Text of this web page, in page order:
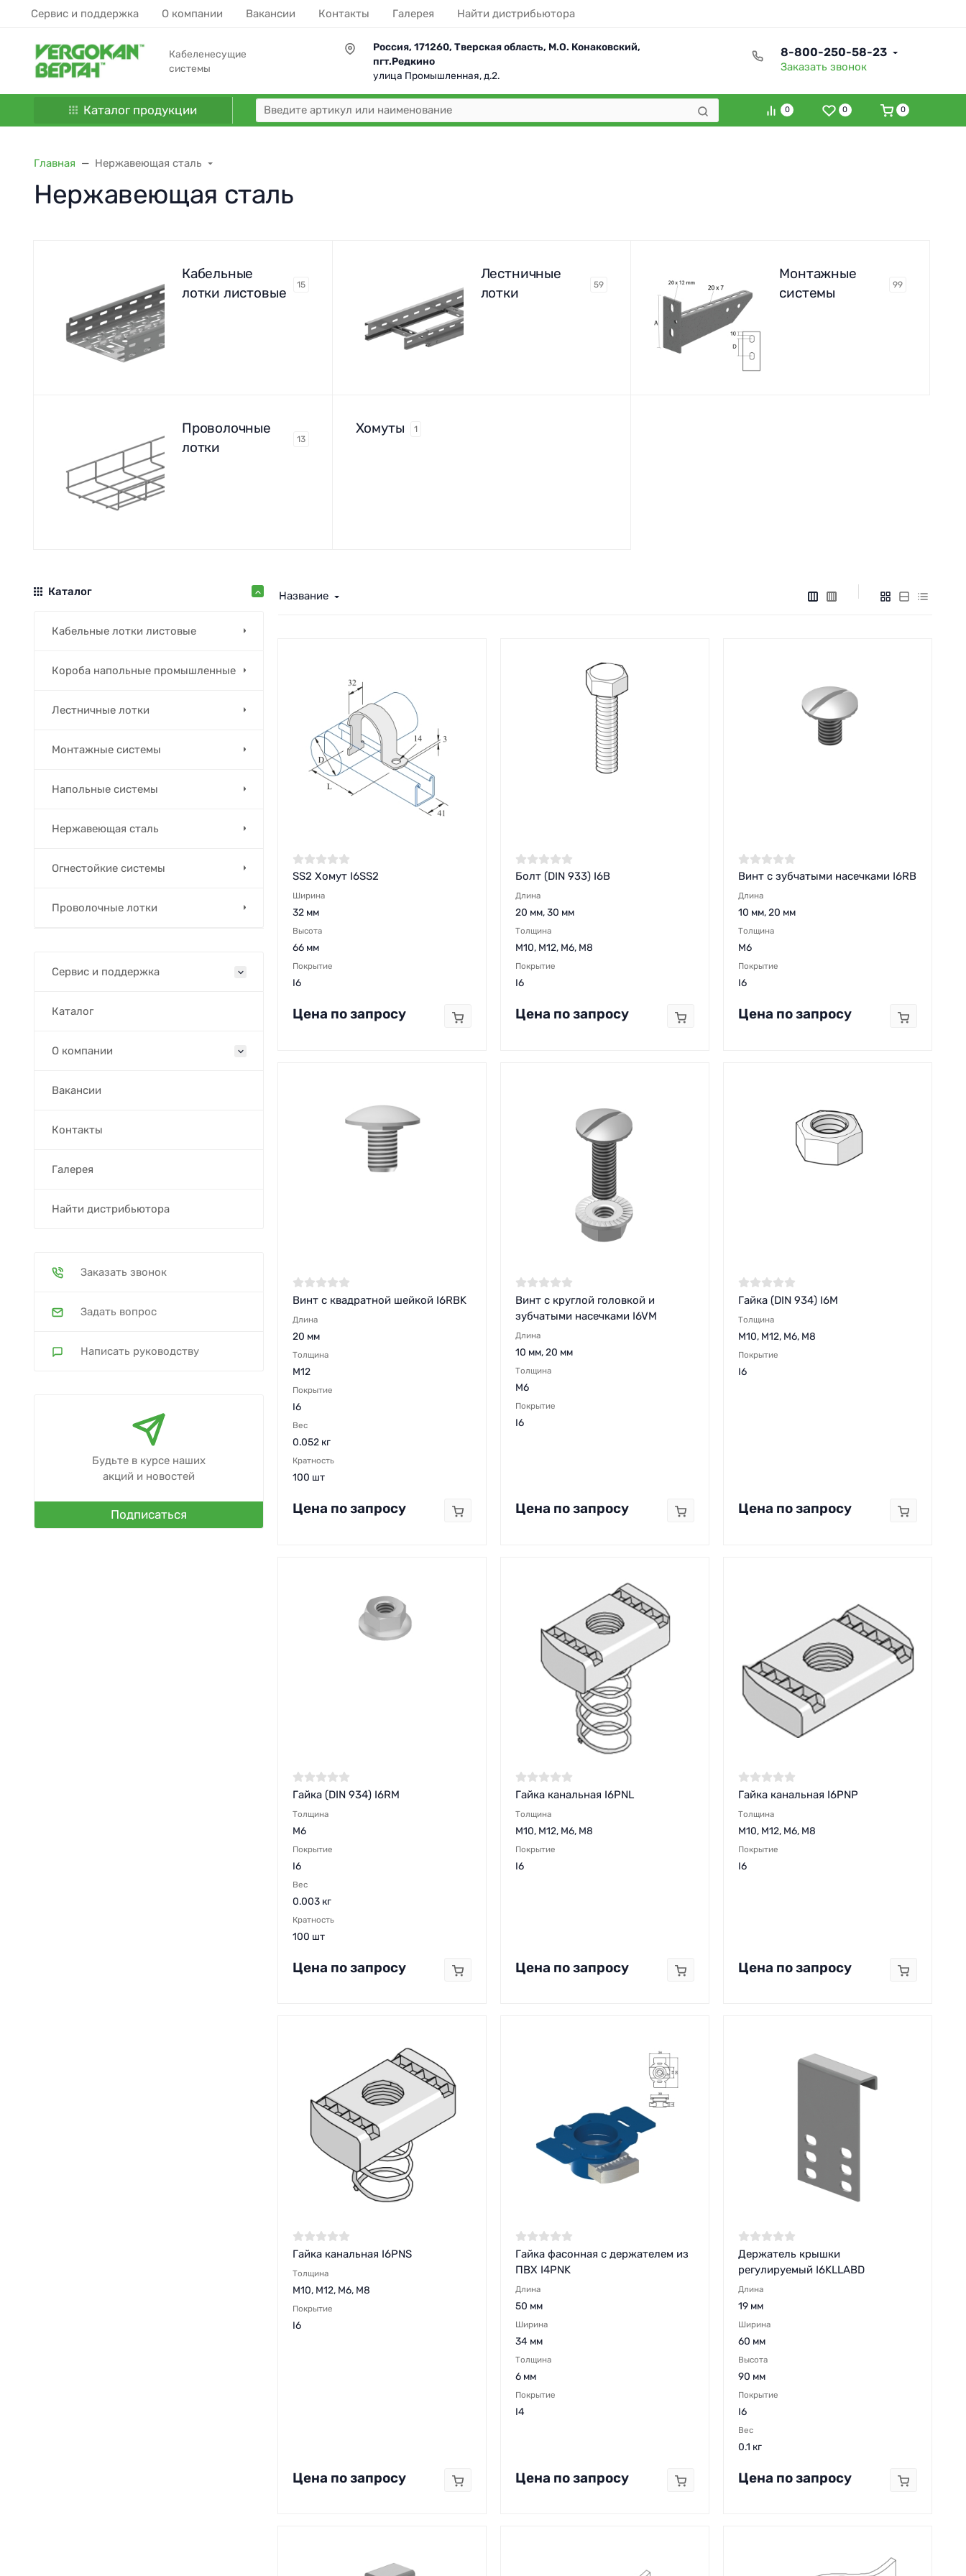
Сервис и поддержка О компании Вакансии Контакты Галерея Найти дистрибьютора
Кабеленесущие
системы
Россия, 171260, Тверская область, М.О. Конаковский,
пгт.Редкино
улица Промышленная, д.2.
8-800-250-58-23
Заказать звонок
Каталог продукции 0 0 0
Главная Нержавеющая сталь
Нержавеющая сталь
Кабельные
лотки листовые
15
Лестничные
лотки
59
Монтажные
системы
99
Проволочные
лотки
13
Хомуты 1
Каталог
Кабельные лотки листовые
Короба напольные промышленные
Лестничные лотки
Монтажные системы
Напольные системы
Нержавеющая сталь
Огнестойкие системы
Проволочные лотки
Сервис и поддержка
Каталог
О компании
Вакансии
Контакты
Галерея
Найти дистрибьютора
Заказать звонок
Задать вопрос
Написать руководству
Будьте в курсе наших
акций и новостей
Подписаться
Название
SS2 Хомут I6SS2
Ширина
32 мм
Высота
66 мм
Покрытие
I6
Цена по запросу
Болт (DIN 933) I6B
Длина
20 мм, 30 мм
Толщина
M10, M12, M6, M8
Покрытие
I6
Цена по запросу
Винт с зубчатыми насечками I6RB
Длина
10 мм, 20 мм
Толщина
M6
Покрытие
I6
Цена по запросу
Винт с квадратной шейкой I6RBK
Длина
20 мм
Толщина
M12
Покрытие
I6
Вес
0.052 кг
Кратность
100 шт
Цена по запросу
Винт с круглой головкой и
зубчатыми насечками I6VM
Длина
10 мм, 20 мм
Толщина
M6
Покрытие
I6
Цена по запросу
Гайка (DIN 934) I6M
Толщина
M10, M12, M6, M8
Покрытие
I6
Цена по запросу
Гайка (DIN 934) I6RM
Толщина
M6
Покрытие
I6
Вес
0.003 кг
Кратность
100 шт
Цена по запросу
Гайка канальная I6PNL
Толщина
M10, M12, M6, M8
Покрытие
I6
Цена по запросу
Гайка канальная I6PNP
Толщина
M10, M12, M6, M8
Покрытие
I6
Цена по запросу
Гайка канальная I6PNS
Толщина
M10, M12, M6, M8
Покрытие
I6
Цена по запросу
Гайка фасонная с держателем из
ПВХ I4PNK
Длина
50 мм
Ширина
34 мм
Толщина
6 мм
Покрытие
I4
Цена по запросу
Держатель крышки
регулируемый I6KLLABD
Длина
19 мм
Ширина
60 мм
Высота
90 мм
Покрытие
I6
Вес
0.1 кг
Цена по запросу